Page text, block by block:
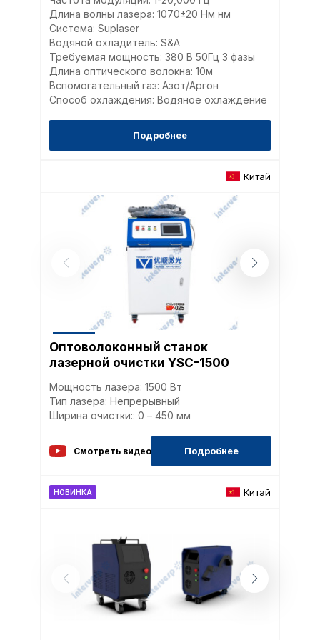
Длина волны лазера: 1070±20 Нм нм
Система: Suplaser
Водяной охладитель: S&A
Требуемая мощность: 380 В 50Гц 3 фазы
Длина оптического волокна: 10м
Вспомогательный газ: Азот/Аргон
Способ охлаждения: Водяное охлаждение
Подробнее
Китай
Оптоволоконный станок
лазерной очистки YSC-1500
Мощность лазера: 1500 Вт
Тип лазера: Непрерывный
Ширина очистки:: 0 – 450 мм
Смотреть видео Подробнее
НОВИНКА Китай
cookie-файлы
Аналитические
cookie файлов не
определять
пользователей
наиболее и
исходя из
пользователей.
Сохранить выбор